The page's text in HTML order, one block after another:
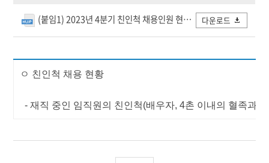
(붙임1) 2023년 4분기 친인척 채용인원 현황.hwp 다운로드
ㅇ 친인척 채용 현황
- 재직 중인 임직원의 친인척(배우자, 4촌 이내의 혈족과